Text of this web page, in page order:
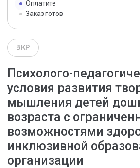
Оплатите
Заказ готов
ВКР
Психолого-
условия развития
мышления детей
возраста с
возможностями
инклюзивной
организации